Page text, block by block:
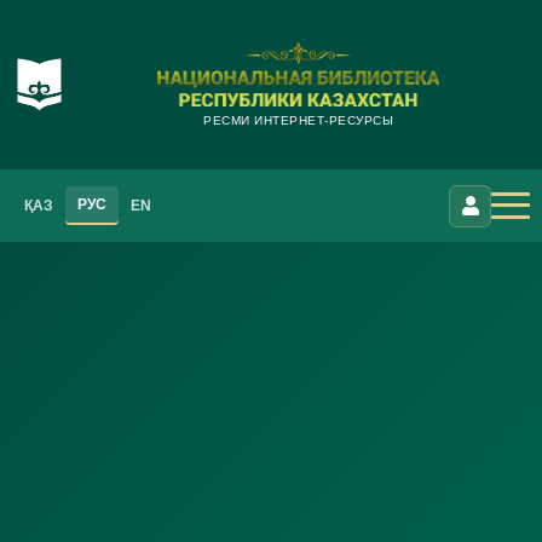
РЕСМИ ИНТЕРНЕТ-РЕСУРСЫ
ҚАЗ РУС EN